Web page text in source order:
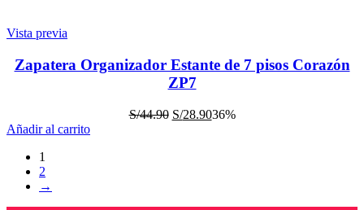
Vista previa
Zapatera Organizador Estante de 7 pisos Corazón
ZP7
S/44.90 S/28.9036%
Añadir al carrito
1
2
→